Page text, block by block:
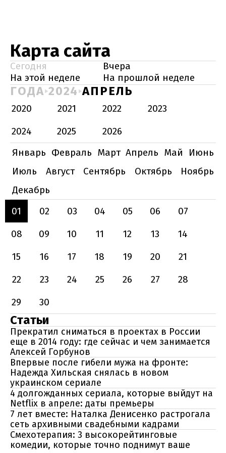
Карта сайта
Сегодня
Вчера
На этой неделе
На прошлой неделе
ГОДА 2024 АПРЕЛЬ
2020 2021 2022
2023
2024
2025
2026
Январь Февраль Март Апрель Май
Июнь
Июль
Август Сентябрь Октябрь
Ноябрь
Декабрь
01
02 03 04 05 06
07
08
09 10 11 12 13
14
15
16 17 18 19 20
21
22
23 24 25 26 27
28
29
30
Статьи
Прекратил сниматься в проектах в России
еще в 2014 году: где сейчас и чем занимается
Алексей Горбунов
Впервые после гибели мужа на фронте:
Надежда Хильская снялась в новом
украинском сериале
4 долгожданных сериала, которые выйдут на
Netflix в апреле: даты премьеры
7 лет вместе: Наталка Денисенко растрогала
сеть архивными свадебными кадрами
Смехотерапия: 3 высокорейтинговые
комедии, которые точно поднимут ваше